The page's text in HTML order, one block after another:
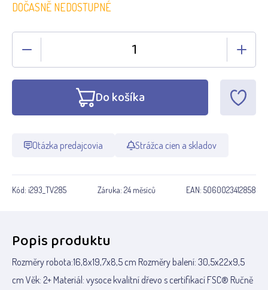
DOČASNĚ NEDOSTUPNÉ
Do košíka
Otázka predajcovia Strážca cien a skladov
Kód: i293_TV285 Záruka: 24 měsíců EAN: 5060023412858
Popis produktu
Rozměry robota:16,8x19,7x8,5 cm Rozměry balení: 30,5x22x9,5
cm Věk: 2+ Materiál: vysoce kvalitní dřevo s certifikací FSC® Ručně